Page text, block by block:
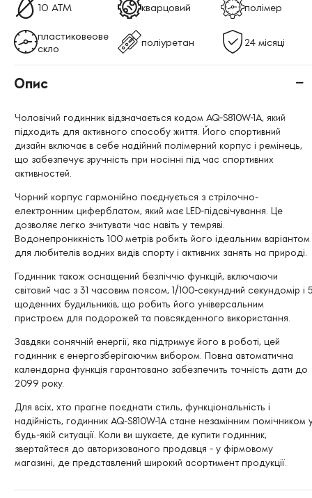
10 ATM кварцовий полімер
пластиковеове
скло
поліуретан 24 місяці
Опис
Чоловічий годинник відзначається кодом AQ-S810W-1A, який
підходить для активного способу життя. Його спортивний
дизайн включає в себе надійний полімерний корпус і ремінець,
що забезпечує зручність при носінні під час спортивних
активностей.
Чорний корпус гармонійно поєднується з стрілочно-
електронним циферблатом, який має LED-підсвічування. Це
дозволяє легко зчитувати час навіть у темряві.
Водонепроникність 100 метрів робить його ідеальним варіантом
для любителів водних видів спорту і активних занять на природі.
Годинник також оснащений безліччю функцій, включаючи
світовий час з 31 часовим поясом, 1/100-секундний секундомір і
щоденних будильників, що робить його універсальним
пристроєм для подорожей та повсякденного використання.
Завдяки сонячній енергії, яка підтримує його в роботі, цей
годинник є енергозберігаючим вибором. Повна автоматична
календарна функція гарантовано забезпечить точність дати до
2099 року.
Для всіх, хто прагне поєднати стиль, функціональність і
надійність, годинник AQ-S810W-1A стане незамінним помічником
будь-якій ситуації. Коли ви шукаєте, де купити годинник,
звертайтеся до авторизованого продавця - у фірмовому
магазині, де представлений широкий асортимент продукції.